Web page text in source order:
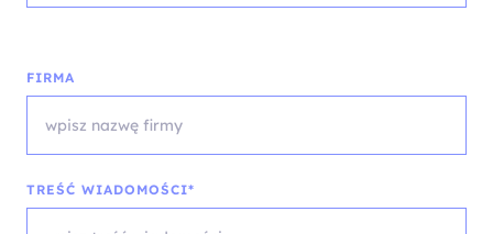
FIRMA
TREŚĆ WIADOMOŚCI*